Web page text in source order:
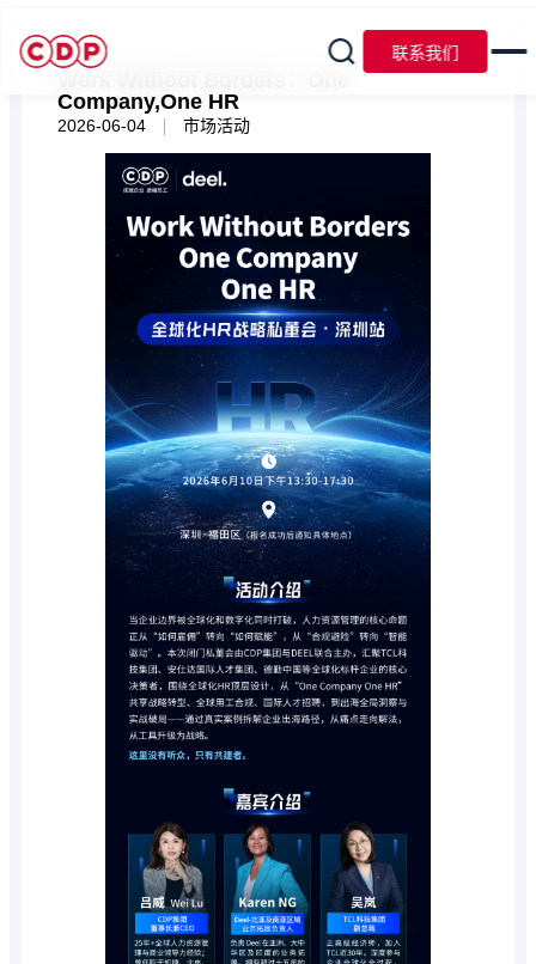
联系我们
Company,One HR
2026-06-04 | 市场活动